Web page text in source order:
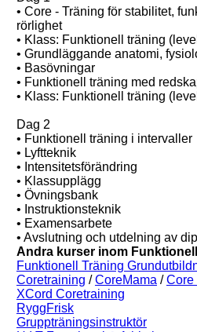
• Core - Träning för stabilitet,
rörlighet
• Klass: Funktionell träning
• Grundläggande anatomi,
• Basövningar
• Funktionell träning med
• Klass: Funktionell träning
Dag 2
• Funktionell träning i intervaller
• Lyftteknik
• Intensitetsförändring
• Klassupplägg
• Övningsbank
• Instruktionsteknik
• Examensarbete
• Avslutning och utdelning av
Andra kurser inom
Funktionell Träning
Coretraining /CoreMama/Core
XCord Coretraining
RyggFrisk
Gruppträningsinstruktör